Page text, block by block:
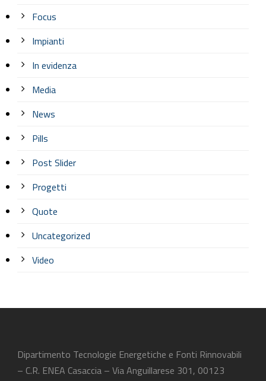
Focus
Impianti
In evidenza
Media
News
Pills
Post Slider
Progetti
Quote
Uncategorized
Video
Dipartimento Tecnologie Energetiche e Fonti Rinnovabili
– C.R. ENEA Casaccia – Via Anguillarese 301, 00123